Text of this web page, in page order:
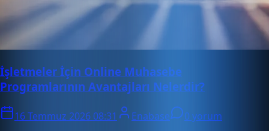
İşletmeler İçin Online Muhasebe
Programlarının Avantajları Nelerdir?
16 Temmuz 2026 08:31 Enabase
0 yorum